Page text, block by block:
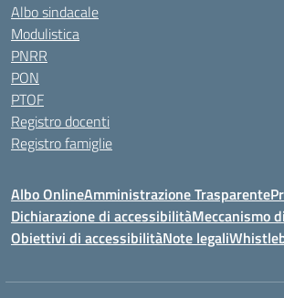
Albo sindacale
Modulistica
PNRR
PON
PTOF
Registro docenti
Registro famiglie
Albo OnlineAmministrazione Trasparente
Dichiarazione di accessibilitàMeccanismo
Obiettivi di accessibilitàNote legali